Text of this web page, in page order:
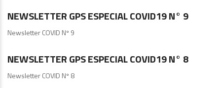
NEWSLETTER GPS ESPECIAL COVID19 N° 9
Newsletter COVID Nº 9
GPS
NEWSLETTER GPS ESPECIAL COVID19 N° 8
Newsletter COVID Nº 8
GPS